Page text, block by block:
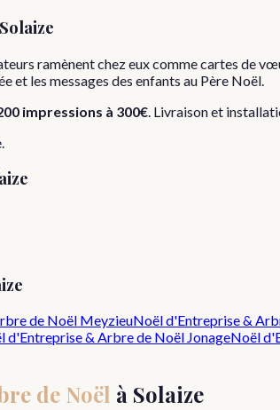
Solaize
ramènent chez eux comme cartes de
les messages des enfants au Père Noël.
impressions à 300€ . Livraison et
de Noël MeyzieuNoël d'Entreprise &
d'Entreprise & Arbre de Noël JonageNoël
de Noël à Solaize